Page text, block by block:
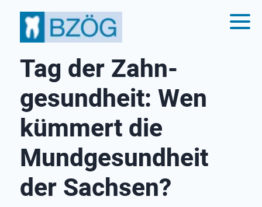
Tag der Zahn­
gesundheit: Wen
kümmert die
Mund­gesund­heit
der Sachsen?